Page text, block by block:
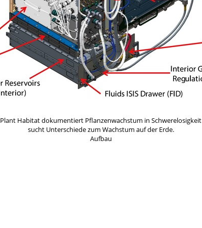
Plant Habitat dokumentiert Pflanzenwachstum in Schwerelosigkeit
sucht Unterschiede zum Wachstum auf der Erde.
Aufbau